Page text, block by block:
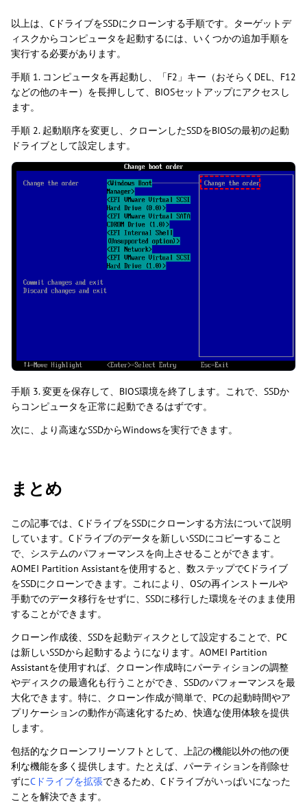
以上は、CドライブをSSDにクローンする手順です。ターゲットデ
ィスクからコンピュータを起動するには、いくつかの追加手順を
実行する必要があります。
手順 1. コンピュータを再起動し、「F2」キー（おそらくDEL、F12
などの他のキー）を長押しして、BIOSセットアップにアクセスし
ます。
手順 2. 起動順序を変更し、クローンしたSSDをBIOSの最初の起動
ドライブとして設定します。
手順 3. 変更を保存して、BIOS環境を終了します。これで、SSDか
らコンピュータを正常に起動できるはずです。
次に、より高速なSSDからWindowsを実行できます。
まとめ
この記事では、CドライブをSSDにクローンする方法について説明
しています。Cドライブのデータを新しいSSDにコピーすること
で、システムのパフォーマンスを向上させることができます。
AOMEI Partition Assistantを使用すると、数ステップでCドライブ
をSSDにクローンできます。これにより、OSの再インストールや
手動でのデータ移行をせずに、SSDに移行した環境をそのまま使用
することができます。
クローン作成後、SSDを起動ディスクとして設定することで、PC
は新しいSSDから起動するようになります。AOMEI Partition
Assistantを使用すれば、クローン作成時にパーティションの調整
やディスクの最適化も行うことができ、SSDのパフォーマンスを最
大化できます。特に、クローン作成が簡単で、PCの起動時間やア
プリケーションの動作が高速化するため、快適な使用体験を提供
します。
包括的なクローンフリーソフトとして、上記の機能以外の他の便
利な機能を多く提供します。たとえば、パーティションを削除せ
ずにCドライブを拡張できるため、Cドライブがいっぱいになった
ことを解決できます。